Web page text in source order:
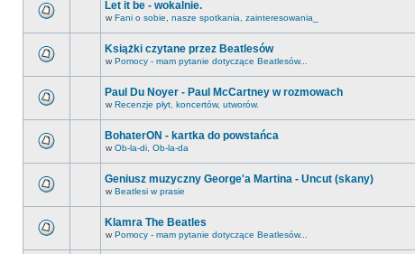
Let it be - wokalnie.
w Fani o sobie, nasze spotkania, zainteresowania_
Książki czytane przez Beatlesów
w Pomocy - mam pytanie dotyczące Beatlesów...
Paul Du Noyer - Paul McCartney w rozmowach
w Recenzje płyt, koncertów, utworów.
BohaterON - kartka do powstańca
w Ob-la-di, Ob-la-da
Geniusz muzyczny George'a Martina - Uncut (skany)
w Beatlesi w prasie
Klamra The Beatles
w Pomocy - mam pytanie dotyczące Beatlesów...